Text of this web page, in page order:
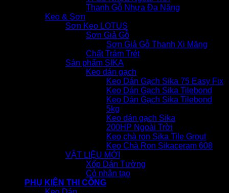
Thanh Gỗ Nhựa Đa Năng
Keo & Sơn
Sơn Keo LOTUS
Sơn Giả Gỗ
Sơn Giả Gỗ Thanh Xi Măng
Chất Trám Trét
Sản phẩm SIKA
Keo dán gạch
Keo Dán Gạch Sika 75 Easy Fix
Keo Dán Gạch Sika Tilebond
Keo Dán Gạch Sika Tilebond
5kg
Keo dán gạch Sika
200HP Ngoài Trời
Keo chà ron Sika Tile Grout
Keo Chà Ron Sikaceram 608
VẬT LIỆU MỚI
Xốp Dán Tường
Cỏ nhân tạo
PHỤ KIỆN THI CÔNG